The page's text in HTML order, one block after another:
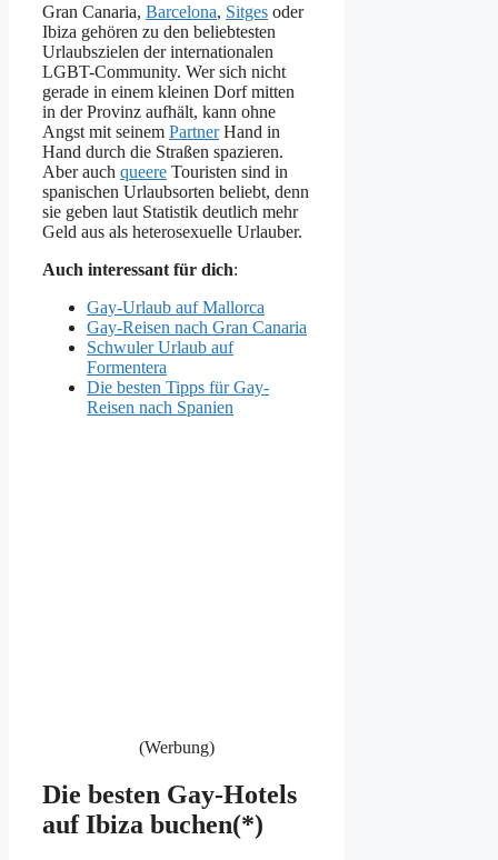
Gran Canaria, Barcelona, Sitges oder
Ibiza gehören zu den beliebtesten
Urlaubszielen der internationalen
LGBT-Community. Wer sich nicht
gerade in einem kleinen Dorf mitten
in der Provinz aufhält, kann ohne
Angst mit seinem PartnerHand in
Hand durch die Straßen spazieren.
Aber auch queere Touristen sind in
spanischen Urlaubsorten beliebt, denn
sie geben laut Statistik deutlich mehr
Geld aus als heterosexuelle Urlauber.
Auch interessant für dich:
Gay-Urlaub auf Mallorca
Gay-Reisen nach Gran Canaria
Schwuler Urlaub auf
Formentera
Die besten Tipps für Gay-
Reisen nach Spanien
(Werbung)
Die besten Gay-Hotels
auf Ibiza buchen(*)